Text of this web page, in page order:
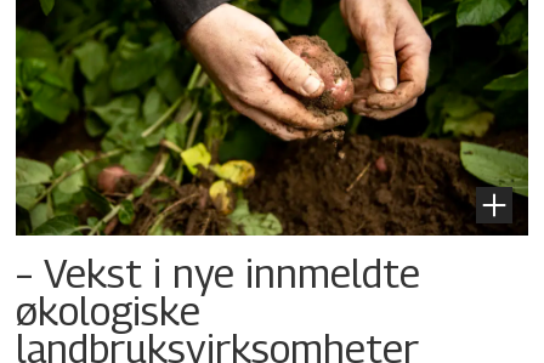
– Vekst i nye innmeldte
økologiske
landbruksvirksomheter